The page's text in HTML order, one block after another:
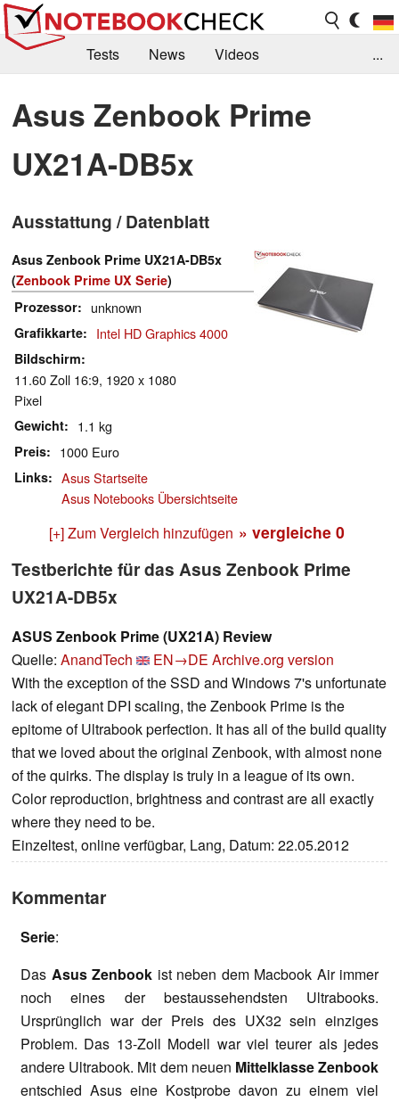
Tests News
Videos
Kaufberatung
Deals Suche
Jobs
Forum
...
Asus Zenbook Prime
UX21A-DB5x
Ausstattung / Datenblatt
Asus Zenbook Prime UX21A-DB5x
(Zenbook Prime UX Serie)
Prozessor
unknown
Grafikkarte Intel HD Graphics 4000
Bildschirm
11.60 Zoll 16:9, 1920 x 1080
Pixel
Gewicht 1.1 kg
Preis 1000 Euro
Links
Asus Startseite
Asus Notebooks Übersichtseite
[+] Zum Vergleich hinzufügen » vergleiche 0
Testberichte für das Asus Zenbook Prime
UX21A-DB5x
ASUS Zenbook Prime (UX21A) Review
Quelle: AnandTech EN→DE Archive.org version
With the exception of the SSD and Windows 7's unfortunate
lack of elegant DPI scaling, the Zenbook Prime is the
epitome of Ultrabook perfection. It has all of the build quality
that we loved about the original Zenbook, with almost none
of the quirks. The display is truly in a league of its own.
Color reproduction, brightness and contrast are all exactly
where they need to be.
Einzeltest, online verfügbar, Lang, Datum: 22.05.2012
Kommentar
Serie:
Das Asus Zenbook ist neben dem Macbook Air immer
noch eines der bestaussehendsten Ultrabooks.
Ursprünglich war der Preis des UX32 sein einziges
Problem. Das 13-Zoll Modell war viel teurer als jedes
andere Ultrabook. Mit dem neuen Mittelklasse Zenbook
entschied Asus eine Kostprobe davon zu einem viel